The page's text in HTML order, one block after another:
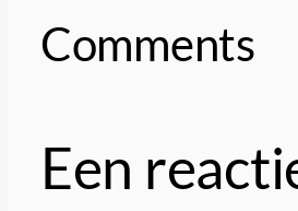
Comments
Een